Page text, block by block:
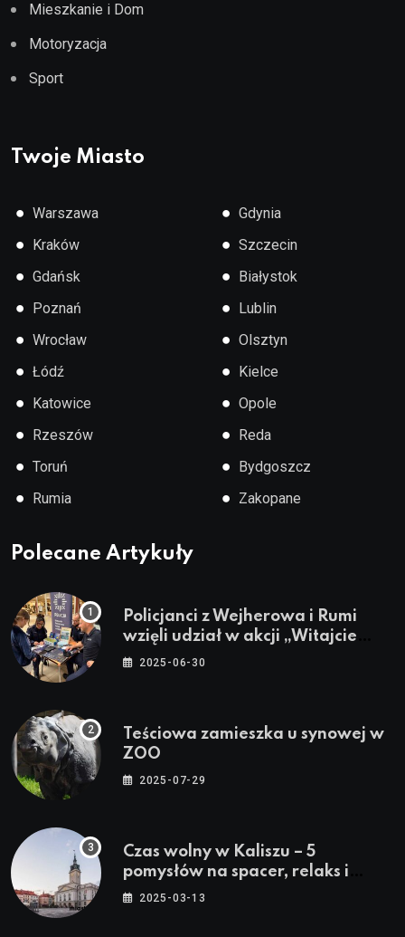
Mieszkanie i Dom
Motoryzacja
Sport
Twoje Miasto
● Warszawa
● Kraków
● Gdańsk
● Poznań
● Wrocław
● Łódź
● Katowice
● Rzeszów
● Toruń
● Rumia
● Gdynia
● Szczecin
● Białystok
● Lublin
● Olsztyn
● Kielce
● Opole
● Reda
● Bydgoszcz
● Zakopane
Polecane Artykuły
Policjanci z Wejherowa i Rumi
wzięli udział w akcji „Witajcie
Wakacje”
2025-06-30
Teściowa zamieszka u synowej w
ZOO
2025-07-29
Czas wolny w Kaliszu – 5
pomysłów na spacer, relaks i
rodzinne atrakcje
2025-03-13